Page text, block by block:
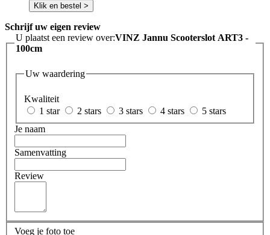
Klik en bestel >
Schrijf uw eigen review
U plaatst een review over:VINZ Jannu Scooterslot ART3 -
100cm
Uw waardering
Kwaliteit
1 star
2 stars 3 stars 4 stars
5 stars
Je naam
Samenvatting
Review
Voeg je foto toe